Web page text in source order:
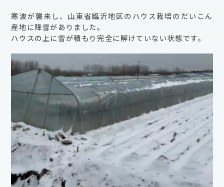
寒波が襲来し、山東省臨沂地区のハウス栽培のだいこん
産地に降雪がありました。
ハウスの上に雪が積もり完全に解けていない状態です。